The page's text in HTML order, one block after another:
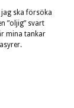
ska försöka
”oljig” svart
mina tankar